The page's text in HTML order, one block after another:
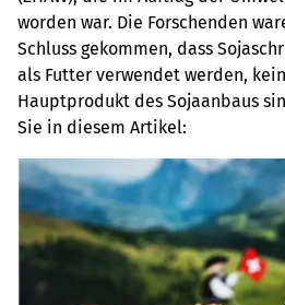
worden war. Die Forschenden
Schluss gekommen, dass
als Futter verwendet werden,
Hauptprodukt des Sojaanbaus
Sie in diesem Artikel: